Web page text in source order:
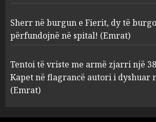
burgosur
spital! (Emrat)
AUGUST 8, 2026
Sherr në burgun e Fierit, dy të
përfundojnë në spital! (Emrat)
Tentoi të vriste me armë zjarri një
Kapet në flagrancë autori i dyshuar
(Emrat)